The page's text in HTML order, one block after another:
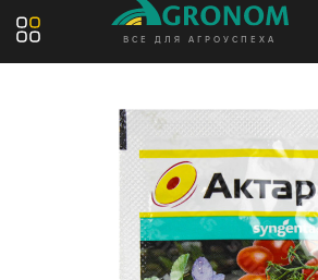
ВСЕ ДЛЯ АГРОУСПЕХА